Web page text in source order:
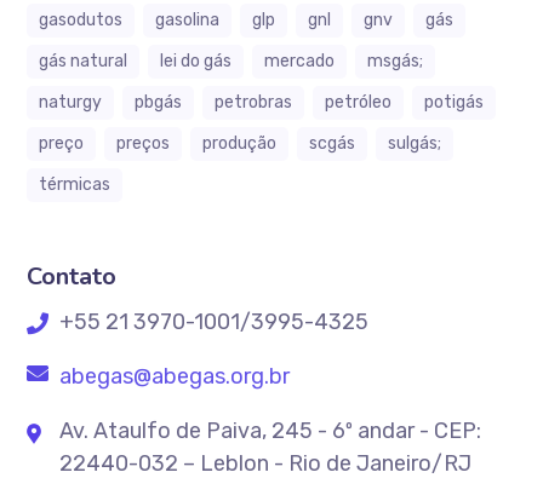
gasodutos
gasolina glp gnl gnv
gás
gás natural
lei do gás mercado
msgás;
naturgy
pbgás petrobras petróleo
potigás
preço
preços produção scgás
sulgás;
térmicas
Contato
+55 21 3970-1001/3995-4325
abegas@abegas.org.br
Av. Ataulfo de Paiva, 245 - 6º andar - CEP:
22440-032 – Leblon - Rio de Janeiro/RJ